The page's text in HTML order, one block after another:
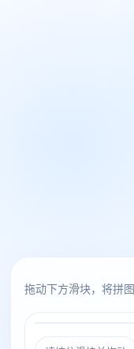
拖动下方滑块，将拼